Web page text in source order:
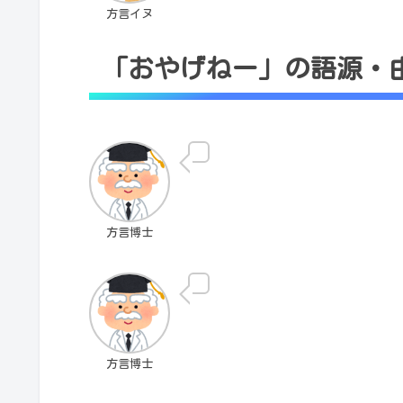
方言イヌ
「おやげねー」の語源・
方言博士
方言博士